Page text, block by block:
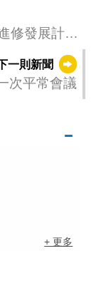
修發展計
規劃妥善運
一則新聞
次平常會議
+ 更多